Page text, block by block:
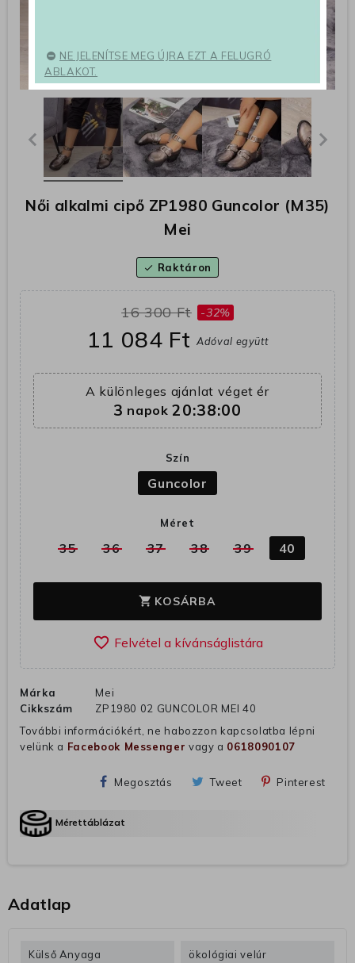
Női alkalmi cipő ZP1980 Guncolor (M35)
Mei
check Raktáron
16 300 Ft -32%
11 084 FtAdóval együtt
A különleges ajánlat véget ér
3 napok 20:38:00
Szín
Guncolor
Méret
35 36 37 38 39 40
shopping_cart KOSÁRBA
favorite_border
Márka
Mei
Cikkszám
ZP1980 02 GUNCOLOR MEI 40
További információkért, ne habozzon kapcsolatba lépni
velünk a Facebook Messenger vagy a 0618090107
Megosztás Tweet Pinterest
Mérettáblázat
Adatlap
Külső Anyaga ökológiai velúr
NE JELENÍTSE MEG ÚJRA EZT A FELUGRÓ
ABLAKOT.